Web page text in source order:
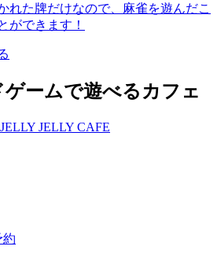
れた牌だけなので、麻雀を遊んだこ
ができます！
ームで遊べるカフェ
約